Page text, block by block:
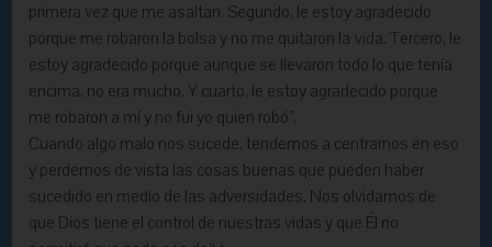
primera vez que me asaltan. Segundo, le estoy agradecido
porque me robaron la bolsa y no me quitaron la vida. Tercero, le
estoy agradecido porque aunque se llevaron todo lo que tenía
encima, no era mucho. Y cuarto, le estoy agradecido porque
me robaron a mí y no fui yo quien robó”.
Cuando algo malo nos sucede, tendemos a centrarnos en eso
y perdemos de vista las cosas buenas que pueden haber
sucedido en medio de las adversidades. Nos olvidamos de
que Dios tiene el control de nuestras vidas y que Él no